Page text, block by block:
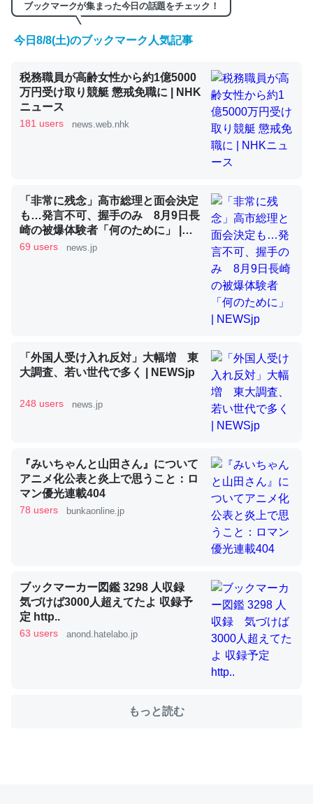
くらい。小説でいう「ずっと前の伏線」は回収されないけ
ど、短期記憶というには多い分量。進化すればするほど分
かりやすく強くなりそう
─GPTの仕組みと限界についての考察（１） - conceptualization
昆虫ってカルシウム少ないのか。知らんかった。調べたら
コオロギのカルシウム分はエビの600分の1程度。
─ニュース :: 【研究発表】昆虫学の大問題＝「昆虫はなぜ海にいな
論文では「淡水はカルシウムも酸素も不足してて両方に不
利だから両方が拮抗してるのでは」とあって面白い。海に
いる鋏角類（カブトガニ・ウミグモ）はカルシウムを使わ
ずキチンを強化してる筈だが、酵素が違うのか？
これを元に考えるとカルシウムを大量に使う脊椎動物と貝
類は苦労してるんだな…。腹足類だと殻を無くしてナメク
─ニュース :: 【研究発表】昆虫学の大問題＝「昆虫はなぜ海にいな
いのか」に関する新仮説
ちぼちRingも置こうかと画策中。あと、Googleマップで
ブックマークが集まった今日の話題をチェック！
今日8/8(土)のブックマーク人気記事
税務職員が高齢女性から約1億5000
万円受け取り競艇 懲戒免職に | NHK
ニュース
181 users news.web.nhk
「非常に残念」高市総理と面会決定
も…発言不可、握手のみ 8月9日長
崎の被爆体験者「何のために」 |
NEWSjp
69 users news.jp
「外国人受け入れ反対」大幅増 東
大調査、若い世代で多く | NEWSjp
248 users news.jp
『みいちゃんと山田さん』について
アニメ化公表と炎上で思うこと：ロ
マン優光連載404
78 users bunkaonline.jp
ブックマーカー図鑑 3298 人収録
気づけば3000人超えてたよ 収録予
定 http..
63 users anond.hatelabo.jp
もっと読む